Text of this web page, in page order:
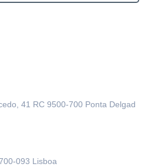
41 RC 9500-700 Ponta Delgad
093 Lisboa